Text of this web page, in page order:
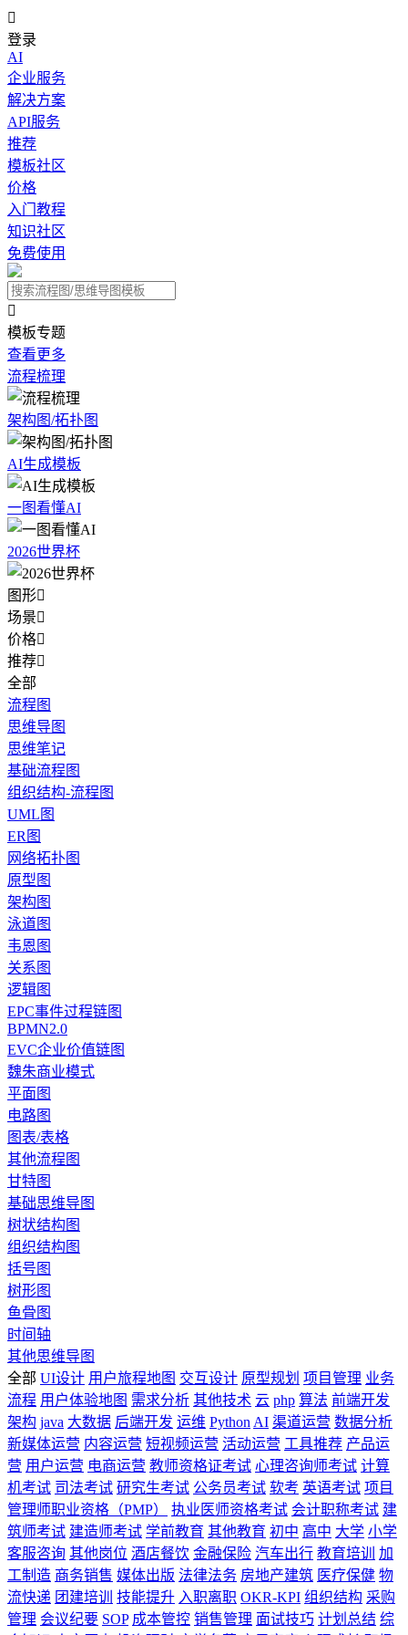

登录
AI
企业服务
解决方案
API服务
推荐
模板社区
价格
入门教程
知识社区
免费使用

模板专题
查看更多
流程梳理
架构图/拓扑图
AI生成模板
一图看懂AI
2026世界杯
图形
场景
价格
推荐
全部
流程图
思维导图
思维笔记
基础流程图
组织结构-流程图
UML图
ER图
网络拓扑图
原型图
架构图
泳道图
韦恩图
关系图
逻辑图
EPC事件过程链图
BPMN2.0
EVC企业价值链图
魏朱商业模式
平面图
电路图
图表/表格
其他流程图
甘特图
基础思维导图
树状结构图
组织结构图
括号图
树形图
鱼骨图
时间轴
其他思维导图
全部 UI设计 用户旅程地图 交互设计 原型规划 项目管理 业务
流程 用户体验地图 需求分析 其他技术 云 php 算法 前端开发
架构 java 大数据 后端开发 运维 Python AI 渠道运营 数据分析
新媒体运营 内容运营 短视频运营 活动运营 工具推荐 产品运
营 用户运营 电商运营 教师资格证考试 心理咨询师考试 计算
机考试 司法考试 研究生考试 公务员考试 软考 英语考试 项目
管理师职业资格（PMP）
执业医师资格考试 会计职称考试 建
筑师考试 建造师考试 学前教育 其他教育 初中 高中 大学 小学
客服咨询 其他岗位 酒店餐饮 金融保险 汽车出行 教育培训
加
工制造 商务销售 媒体出版 法律法务 房地产建筑 医疗保健 物
流快递 团建培训 技能提升 入职离职 OKR-KPI 组织结构 采购
管理 会议纪要 SOP 成本管控 销售管理 面试技巧 计划总结 综